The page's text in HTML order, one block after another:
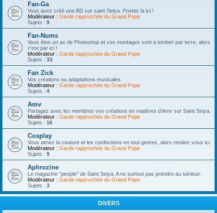
Fan-Ga
Vous avez créé une BD sur saint Seiya. Postez la ici !
Modérateur : Garde rapprochée du Grand Pope
Sujets : 9
Fan-Nums
Vous êtes un as de Photoshop et vos montages sont à tomber par terre, alors
c'est par ici !
Modérateur : Garde rapprochée du Grand Pope
Sujets : 33
Fan Zick
Vos créations ou adaptations musicales.
Modérateur : Garde rapprochée du Grand Pope
Sujets : 4
Amv
Partagez avec les membres vos créations en matières d'Amv sur Saint Seiya.
Modérateur : Garde rapprochée du Grand Pope
Sujets : 16
Cosplay
Vous aimez la couture et les confections en tout genres, alors rendez-vous ici
Modérateur : Garde rapprochée du Grand Pope
Sujets : 9
Aphrozine
Le magazine "people" de Saint Seiya. A ne surtout pas prendre au sérieux.
Modérateur : Garde rapprochée du Grand Pope
Sujets : 3
DIVERS